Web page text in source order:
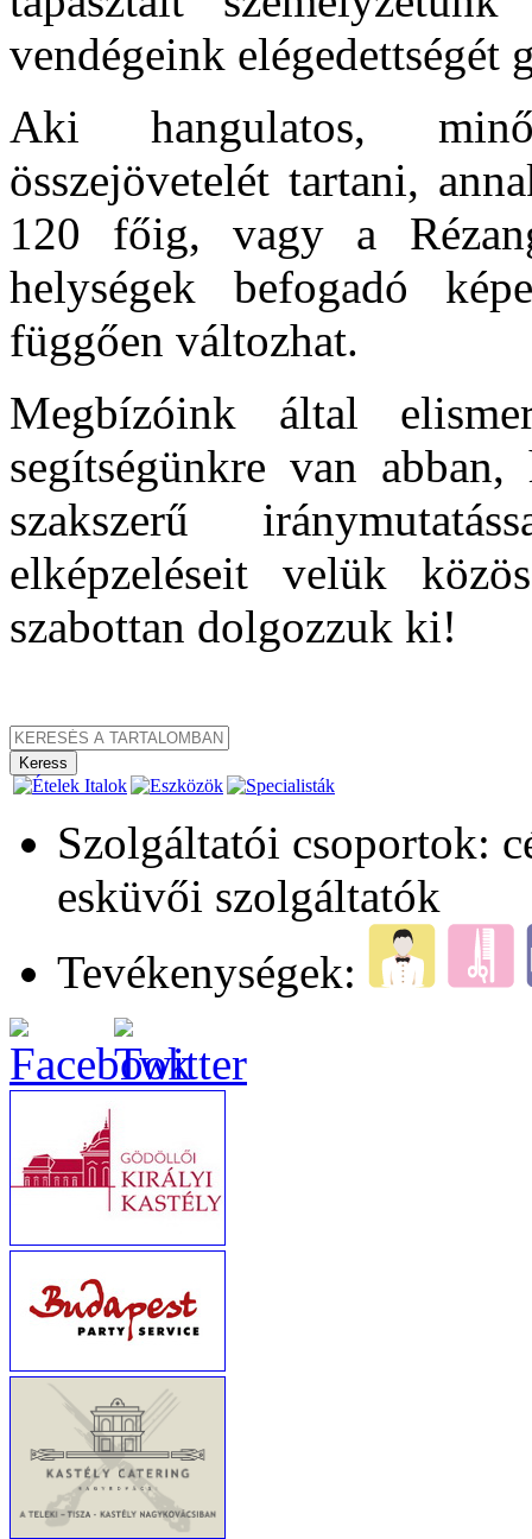
vendégeink elégedettségét
Aki hangulatos,
összejövetelét tartani,
120 főig, vagy a
helységek befogadó
függően változhat.
Megbízóink által
segítségünkre van
szakszerű
elképzeléseit velük
szabottan dolgozzuk ki!
Szolgáltatói csoportok:
esküvői szolgáltatók
Tevékenységek: